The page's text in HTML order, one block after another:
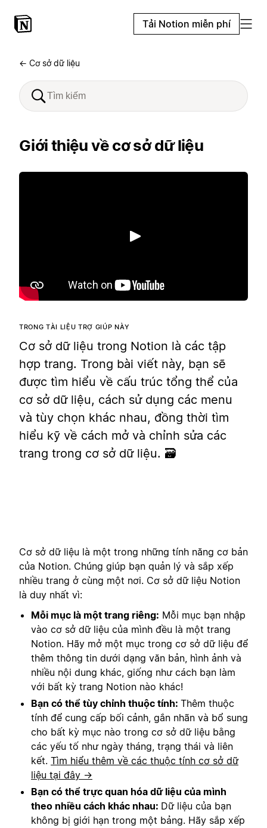
Tải Notion miễn phí
← Cơ sở dữ liệu
Giới thiệu về cơ sở dữ liệu
Phát
TRONG TÀI LIỆU TRỢ GIÚP NÀY
Cơ sở dữ liệu trong Notion là các tập
hợp trang. Trong bài viết này, bạn sẽ
được tìm hiểu về cấu trúc tổng thể của
cơ sở dữ liệu, cách sử dụng các menu
và tùy chọn khác nhau, đồng thời tìm
hiểu kỹ về cách mở và chỉnh sửa các
trang trong cơ sở dữ liệu. 🗃
Cơ sở dữ liệu là một trong những tính năng cơ bản
của Notion. Chúng giúp bạn quản lý và sắp xếp
nhiều trang ở cùng một nơi. Cơ sở dữ liệu Notion
là duy nhất vì:
Mỗi mục là một trang riêng: Mỗi mục bạn nhập
vào cơ sở dữ liệu của mình đều là một trang
Notion. Hãy mở một mục trong cơ sở dữ liệu để
thêm thông tin dưới dạng văn bản, hình ảnh và
nhiều nội dung khác, giống như cách bạn làm
với bất kỳ trang Notion nào khác!
Bạn có thể tùy chỉnh thuộc tính: Thêm thuộc
tính để cung cấp bối cảnh, gắn nhãn và bổ sung
cho bất kỳ mục nào trong cơ sở dữ liệu bằng
các yếu tố như ngày tháng, trạng thái và liên
kết. Tìm hiểu thêm về các thuộc tính cơ sở dữ
liệu tại đây →
Bạn có thể trực quan hóa dữ liệu của mình
theo nhiều cách khác nhau: Dữ liệu của bạn
không bị giới hạn trong một bảng. Hãy sắp xếp